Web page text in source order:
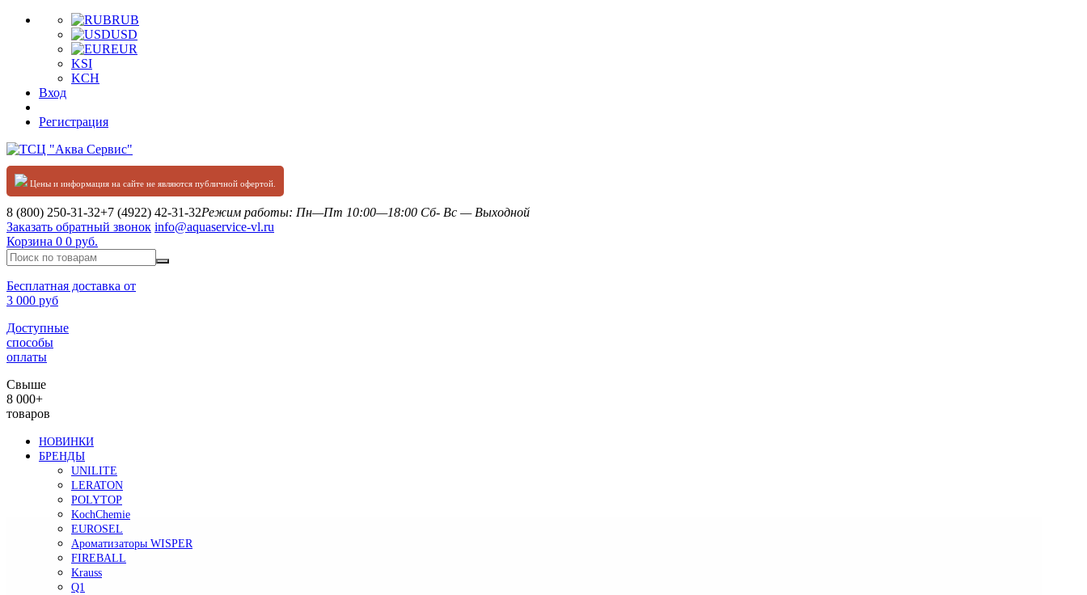
RUB
USD
EUR
KSI
KCH
Вход
Регистрация
Цены и информация на сайте не являются публичной офертой.
8 (800) 250-31-32+7 (4922) 42-31-32Режим работы: Пн—Пт 10:00—18:00 Сб- Вс — Выходной
Заказать обратный звонок info@aquaservice-vl.ru
Корзина 0 0 руб.
Бесплатная доставка от
3 000 руб
Доступные
способы
оплаты
Свыше
8 000+
товаров
НОВИНКИ
БРЕНДЫ
UNILITE
LERATON
POLYTOP
KochChemie
EUROSEL
Ароматизаторы WISPER
FIREBALL
Krauss
Q1